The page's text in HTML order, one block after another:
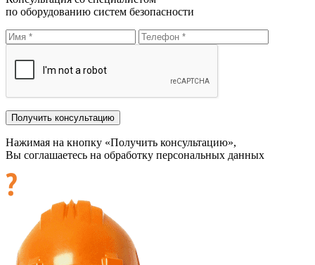
по оборудованию систем безопасности
Нажимая на кнопку «Получить консультацию»,
Вы соглашаетесь на обработку персональных данных